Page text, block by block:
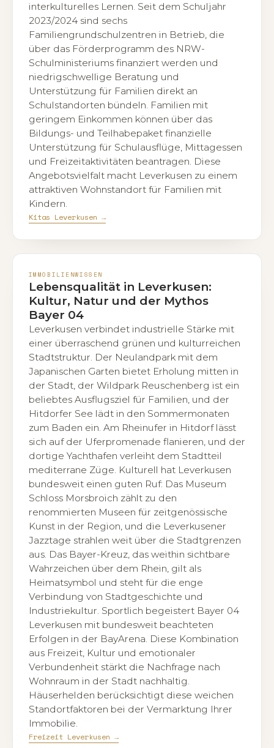
interkulturelles Lernen. Seit dem Schuljahr
2023/2024 sind sechs
Familiengrundschulzentren in Betrieb, die
über das Förderprogramm des NRW-
Schulministeriums finanziert werden und
niedrigschwellige Beratung und
Unterstützung für Familien direkt an
Schulstandorten bündeln. Familien mit
geringem Einkommen können über das
Bildungs- und Teilhabepaket finanzielle
Unterstützung für Schulausflüge, Mittagessen
und Freizeitaktivitäten beantragen. Diese
Angebotsvielfalt macht Leverkusen zu einem
attraktiven Wohnstandort für Familien mit
Kindern.
Kitas Leverkusen →
IMMOBILIENWISSEN
Lebensqualität in Leverkusen:
Kultur, Natur und der Mythos
Bayer 04
Leverkusen verbindet industrielle Stärke mit
einer überraschend grünen und kulturreichen
Stadtstruktur. Der Neulandpark mit dem
Japanischen Garten bietet Erholung mitten in
der Stadt, der Wildpark Reuschenberg ist ein
beliebtes Ausflugsziel für Familien, und der
Hitdorfer See lädt in den Sommermonaten
zum Baden ein. Am Rheinufer in Hitdorf lässt
sich auf der Uferpromenade flanieren, und der
dortige Yachthafen verleiht dem Stadtteil
mediterrane Züge. Kulturell hat Leverkusen
bundesweit einen guten Ruf: Das Museum
Schloss Morsbroich zählt zu den
renommierten Museen für zeitgenössische
Kunst in der Region, und die Leverkusener
Jazztage strahlen weit über die Stadtgrenzen
aus. Das Bayer-Kreuz, das weithin sichtbare
Wahrzeichen über dem Rhein, gilt als
Heimatsymbol und steht für die enge
Verbindung von Stadtgeschichte und
Industriekultur. Sportlich begeistert Bayer 04
Leverkusen mit bundesweit beachteten
Erfolgen in der BayArena. Diese Kombination
aus Freizeit, Kultur und emotionaler
Verbundenheit stärkt die Nachfrage nach
Wohnraum in der Stadt nachhaltig.
Häuserhelden berücksichtigt diese weichen
Standortfaktoren bei der Vermarktung Ihrer
Immobilie.
Freizeit Leverkusen →